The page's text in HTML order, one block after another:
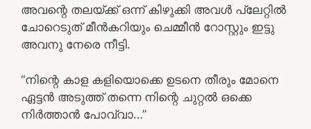
അവന്റെ തലയ്ക്ക് ഒന്ന് കിഴുക്കി അവൾ പ്ലേറ്റിൽ
ചോറെടുത് മീൻകറിയും ചെമ്മീൻ റോസ്റ്റും ഇട്ടു
അവനു നേരെ നീട്ടി.
“നിന്റെ കാള കളിയൊക്കെ ഉടനെ തീരും മോനെ
ഏട്ടൻ അടുത്ത് തന്നെ നിന്റെ ചുറ്റൽ ഒക്കെ
നിർത്താൻ പോവ്വാ…”